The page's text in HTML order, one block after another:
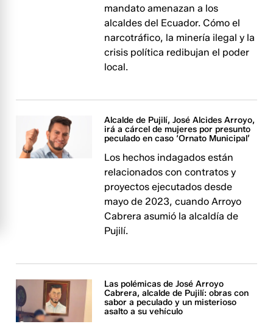
mandato amenazan a los
alcaldes del Ecuador. Cómo el
narcotráfico, la minería ilegal y la
crisis política redibujan el poder
local.
Alcalde de Pujilí, José Alcides Arroyo,
irá a cárcel de mujeres por presunto
peculado en caso ‘Ornato Municipal’
Los hechos indagados están
relacionados con contratos y
proyectos ejecutados desde
mayo de 2023, cuando Arroyo
Cabrera asumió la alcaldía de
Pujilí.
Las polémicas de José Arroyo
Cabrera, alcalde de Pujilí: obras con
sabor a peculado y un misterioso
asalto a su vehículo